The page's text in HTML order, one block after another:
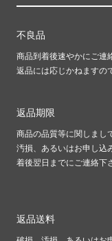
不良品
商品到着後速やかにご連
返品には応じかねますの
返品期限
商品の品質等に関しまし
汚損、あるいはお申し込
着後翌日までにご連絡下
返品送料